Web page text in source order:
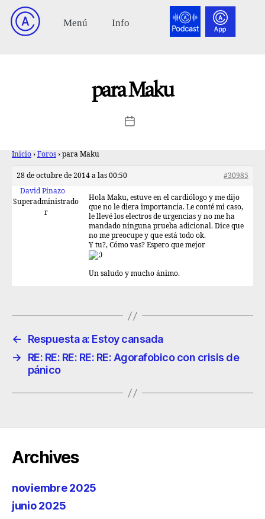
para Maku
Inicio › Foros › para Maku
28 de octubre de 2014 a las 00:50
#30985
David Pinazo
Superadministrado
r
Hola Maku, estuve en el cardiólogo y me dijo
que no le diera importancia. Le conté mi caso,
le llevé los electros de urgencias y no me ha
mandado ninguna prueba adicional. Dice que
no me preocupe y que está todo ok.
Y tu?, Cómo vas? Espero que mejor
Un saludo y mucho ánimo.
←
Respuesta a: Estoy cansada
→
RE: RE: RE: RE: RE: Agorafobico con crisis de
pánico
Archives
noviembre 2025
junio 2025